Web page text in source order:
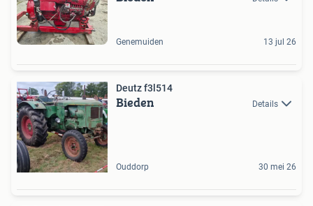
Genemuiden 13 jul 26
Deutz f3l514
Bieden Details
Ouddorp 30 mei 26